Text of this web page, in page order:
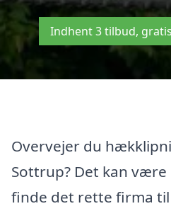
Indhent 3 tilbud,
Overvejer du
Sottrup? Det kan
finde det rette firma